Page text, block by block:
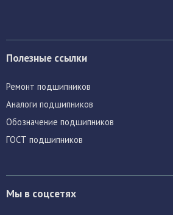
Полезные ссылки
Ремонт подшипников
Аналоги подшипников
Обозначение подшипников
ГОСТ подшипников
Мы в соцсетях